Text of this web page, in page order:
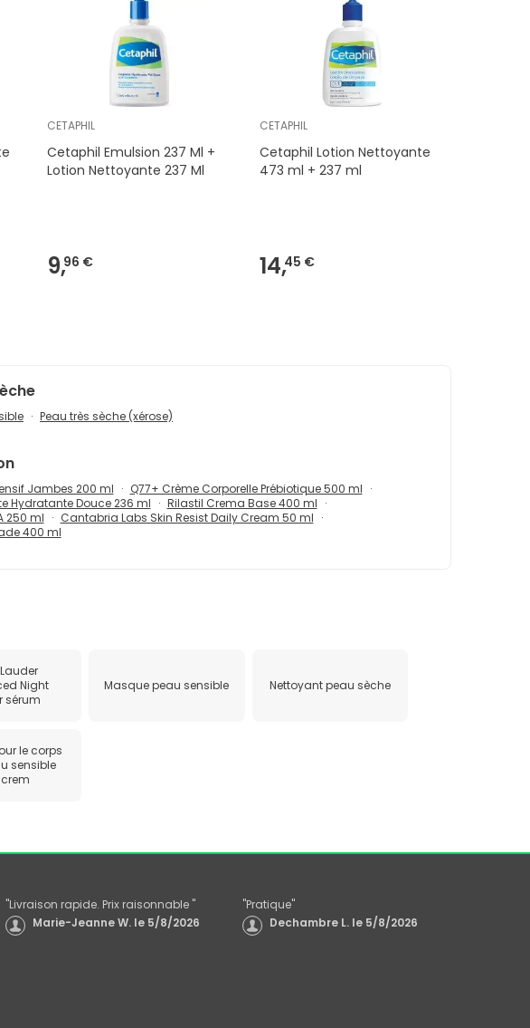
CETAPHIL
Cetaphil Emulsion 237 Ml +
Lotion Nettoyante 237 Ml
9,96 €
CETAPHIL
Cetaphil Lotion Nettoyante
473 ml + 237 ml
14,45 €
Peau très sèche (xérose)
Jambes 200 ml
Q77+ Crème Corporelle Prébiotique 500 ml
Hydratante Douce 236 ml
Rilastil Crema Base 400 ml
250 ml
Cantabria Labs Skin Resist Daily Cream 50 ml
400 ml
Night
sérum
Masque peau sensible Nettoyant peau sèche
le corps
sensible
"Livraison rapide. Prix raisonnable "
Marie-Jeanne W. le 5/8/2026
"Pratique"
Dechambre L. le 5/8/2026